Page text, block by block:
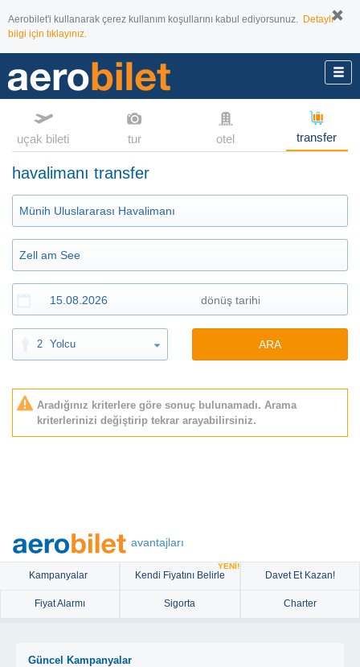
Aerobilet'i kullanarak çerez kullanım koşullarını kabul ediyorsunuz. Detaylı
bilgi için tıklayınız.
uçak bileti tur otel transfer
havalimanı transfer
2 Yolcu ARA
Aradığınız kriterlere göre sonuç bulunamadı. Arama
kriterlerinizi değiştirip tekrar arayabilirsiniz.
avantajları
Kampanyalar Kendi Fiyatını Belirle
YENİ!
Davet Et Kazan!
Fiyat Alarmı Sigorta Charter
Güncel Kampanyalar